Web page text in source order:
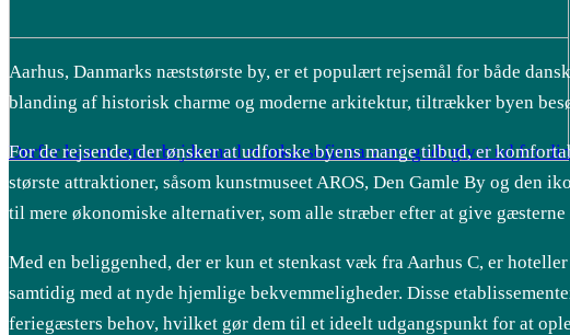
Derfor kan et samarbejde med et inkassofirma være godt givet ud for
Aarhus, Danmarks næststørste by, er et populært rejsemål for både
blanding af historisk charme og moderne arkitektur, tiltrækker byen
For de rejsende, der ønsker at udforske byens mange tilbud, er
største attraktioner, såsom kunstmuseet AROS, Den Gamle By og
til mere økonomiske alternativer, som alle stræber efter at give
Med en beliggenhed, der er kun et stenkast væk fra Aarhus C, er
samtidig med at nyde hjemlige bekvemmeligheder. Disse
feriegæsters behov, hvilket gør dem til et ideelt udgangspunkt for at